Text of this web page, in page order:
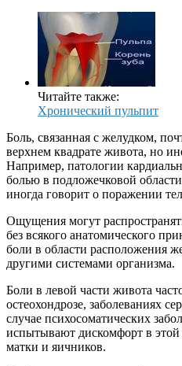
Читайте также:
Хронический пульпит
Боль, связанная с желудком,
верхнем квадрате живота, но
Например, патологии
болью в подложечковой
иногда говорит о поражении
Ощущения могут
без всякого анатомического
боли в области расположения
другими системами организма.
Боли в левой части живота
остеохондрозе, заболеваниях
случае психосоматических
испытывают дискомфорт в этой
матки и яичников.